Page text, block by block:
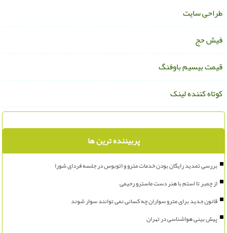
سایت
حج
بیسیم باوفنگ
کننده لینک
پربیننده ترین ها
بررسی تمدید رایگان بودن خدمات مترو و اتوبوس در جلسه فردای شورا
از چمبر تا استم با هنر دست ماسترو رحیمی
قانون جدید برای مترو سواران چه کسانی نمی توانند سوار شوند
پیش بینی هواشناسی در تهران